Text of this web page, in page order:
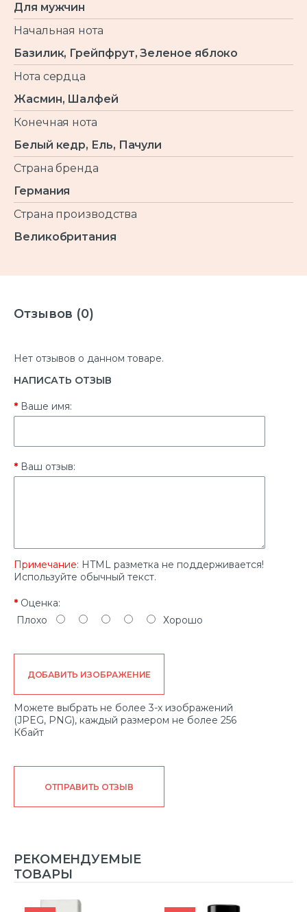
Для мужчин
Начальная нота
Базилик, Грейпфрут, Зеленое яблоко
Нота сердца
Жасмин, Шалфей
Конечная нота
Белый кедр, Ель, Пачули
Страна бренда
Германия
Страна производства
Великобритания
Отзывов (0)
Нет отзывов о данном товаре.
НАПИСАТЬ ОТЗЫВ
Ваше имя:
Ваш отзыв:
Примечание: HTML разметка не поддерживается!
Используйте обычный текст.
Оценка:
Плохо
Хорошо
ДОБАВИТЬ ИЗОБРАЖЕНИЕ
Можете выбрать не более 3-х изображений
(JPEG, PNG), каждый размером не более 256
Кбайт
ОТПРАВИТЬ ОТЗЫВ
РЕКОМЕНДУЕМЫЕ
ТОВАРЫ